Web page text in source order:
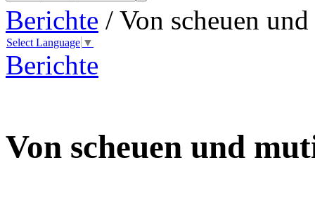
Berichte / Von scheuen
Select Language ▼
Berichte
Von scheuen und